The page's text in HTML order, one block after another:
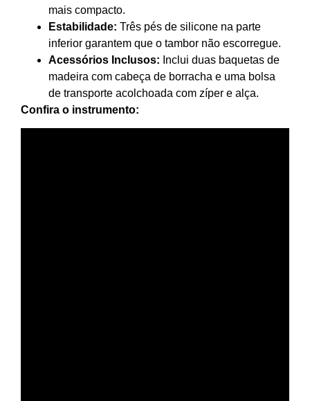
mais compacto.
Estabilidade: Três pés de silicone na parte
inferior garantem que o tambor não escorregue.
Acessórios Inclusos: Inclui duas baquetas de
madeira com cabeça de borracha e uma bolsa
de transporte acolchoada com zíper e alça.
Confira o instrumento: